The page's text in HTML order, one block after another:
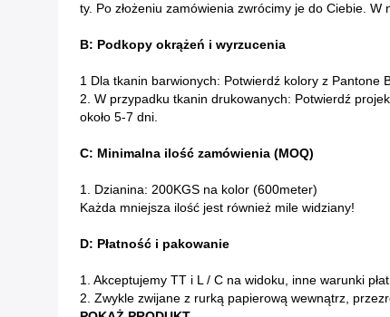
ty. Po złożeniu zamówienia zwrócimy je do Ciebie. W
B: Podkopy okrążeń i wyrzucenia
1 Dla tkanin barwionych: Potwierdź kolory z Pantone
2. W przypadku tkanin drukowanych: Potwierdź
około 5-7 dni.
C: Minimalna ilość zamówienia (MOQ)
1. Dzianina: 200KGS na kolor (600meter)
Każda mniejsza ilość jest również mile widziany!
D: Płatność i pakowanie
1. Akceptujemy TT i L / C na widoku, inne warunki
2. Zwykle zwijane z rurką papierową wewnątrz,